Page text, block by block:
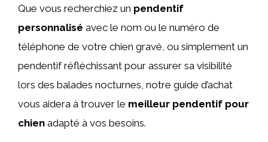
Que vous recherchiez un pendentif
personnalisé avec le nom ou le numéro de
téléphone de votre chien gravé, ou simplement un
pendentif réfléchissant pour assurer sa visibilité
lors des balades nocturnes, notre guide d’achat
vous aidera à trouver le meilleur pendentif pour
chien adapté à vos besoins.